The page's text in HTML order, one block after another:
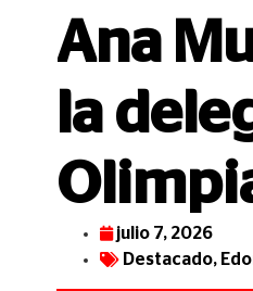
Ana
la
julio 7, 2026
Destacado,